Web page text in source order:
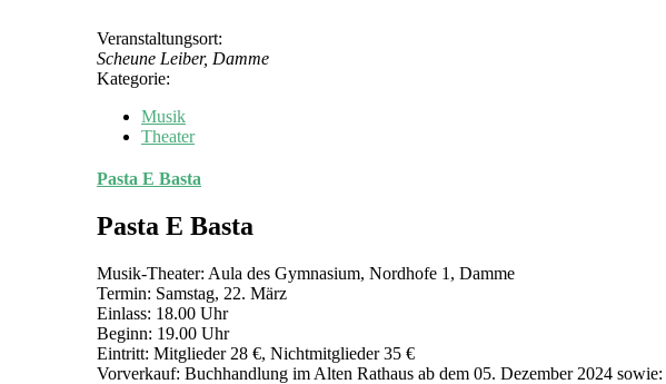
Veranstaltungsort:
Scheune Leiber, Damme
Kategorie:
Musik
Theater
Pasta E Basta
Pasta E Basta
Musik-Theater: Aula des Gymnasium, Nordhofe 1, Damme
Termin: Samstag, 22. März
Einlass: 18.00 Uhr
Beginn: 19.00 Uhr
Eintritt: Mitglieder 28 €, Nichtmitglieder 35 €
Vorverkauf: Buchhandlung im Alten Rathaus ab dem 05. Dezember 2024 sowie: